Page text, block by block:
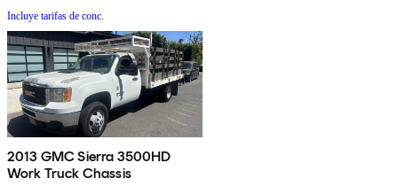
Incluye tarifas de conc.
2013 GMC Sierra 3500HD
Work Truck Chassis